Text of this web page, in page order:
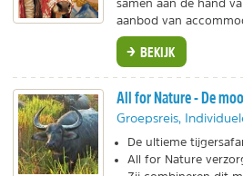
samen aan de hand
aanbod van
BEKIJK
All for Nature - De
Groepsreis,
De ultieme
All for Nature